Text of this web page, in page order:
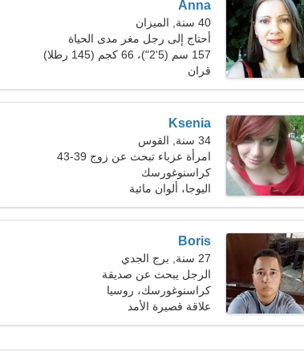
Anna
40 سنة, الميزان
أحتاج إلى رجل مغر مدى الحياة
157 سم (5'2")، 66 كجم (145 رطلا)
قران
Ksenia
34 سنة, القوس
امرأة عزباء تبحث عن زوج 39-43
كراسنوغورسك
اليوجا، ألوان مائية
Boris
27 سنة, برج الجدي
الرجل يبحث عن صديقة
كراسنوغورسك، روسيا
علاقة قصيرة الأمد